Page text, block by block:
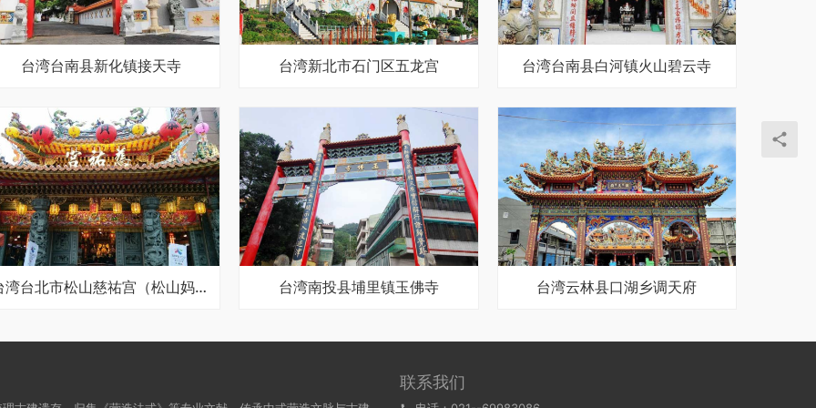
台湾台南县新化镇接天寺 台湾新北市石门区五龙宫 台湾台南县白河镇火山碧云寺
台湾台北市松山慈祐宫（松山妈祖庙） 台湾南投县埔里镇玉佛寺 台湾云林县口湖乡调天府
联系我们